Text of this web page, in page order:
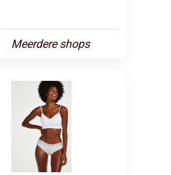
Meerdere shops